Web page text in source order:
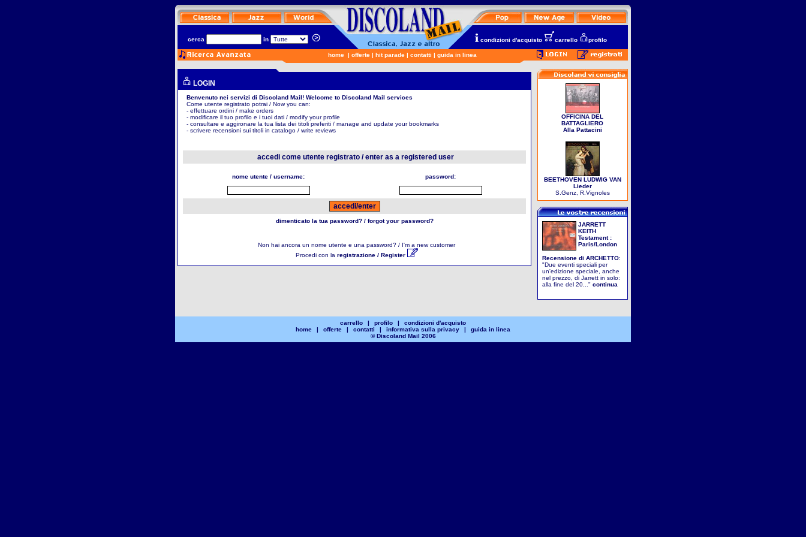
cerca in condizioni d'acquisto carrello profilo
home | offerte | hit parade | contatti | guida in linea
LOGIN
Benvenuto nei servizi di Discoland Mail! Welcome to Discoland Mail services
Come utente registrato potrai / Now you can:
- effettuare ordini / make orders
- modificare il tuo profilo e i tuoi dati / modify your profile
- consultare e aggironare la tua lista dei titoli preferiti / manage and update your bookmarks
- scrivere recensioni sui titoli in catalogo / write reviews
accedi come utente registrato / enter as a registered user
nome utente / username: password:
dimenticato la tua password? / forgot your password?
Non hai ancora un nome utente e una password? / I'm a new customer
Procedi con la registrazione / Register
OFFICINA DEL
BATTAGLIERO
Alla Pattacini
BEETHOVEN LUDWIG VAN
Lieder
S.Genz, R.Vignoles
JARRETT
KEITH
Testament :
Paris/London
Recensione di ARCHETTO:
"Due eventi speciali per
un'edizione speciale, anche
nel prezzo, di Jarrett in solo:
alla fine del 20..." continua
carrello | profilo |
condizioni d'acquisto
home
| offerte | contatti | informativa sulla privacy |
guida in linea
© Discoland Mail 2006